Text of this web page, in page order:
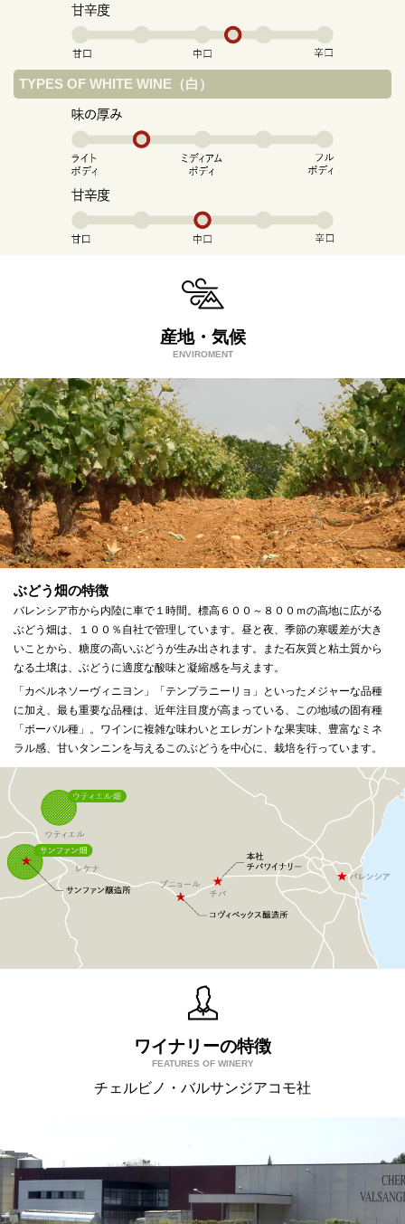
TYPES OF WHITE WINE（白）
産地・気候
ENVIROMENT
ぶどう畑の特徴
バレンシア市から内陸に車で１時間。標高６００～８００ｍの高地に広がる
ぶどう畑は、１００％自社で管理しています。昼と夜、季節の寒暖差が大き
いことから、糖度の高いぶどうが生み出されます。また石灰質と粘土質から
なる土壌は、ぶどうに適度な酸味と凝縮感を与えます。
「カベルネソーヴィニヨン」「テンプラニーリョ」といったメジャーな品種
に加え、最も重要な品種は、近年注目度が高まっている、この地域の固有種
「ボーバル種」。ワインに複雑な味わいとエレガントな果実味、豊富なミネ
ラル感、甘いタンニンを与えるこのぶどうを中心に、栽培を行っています。
ワイナリーの特徴
FEATURES OF WINERY
チェルビノ・バルサンジアコモ社